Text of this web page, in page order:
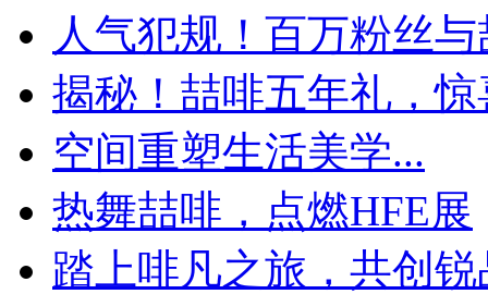
人气犯规！百万粉丝
揭秘！喆啡五年礼，惊
空间重塑生活美学...
热舞喆啡，点燃HFE展
踏上啡凡之旅，共创